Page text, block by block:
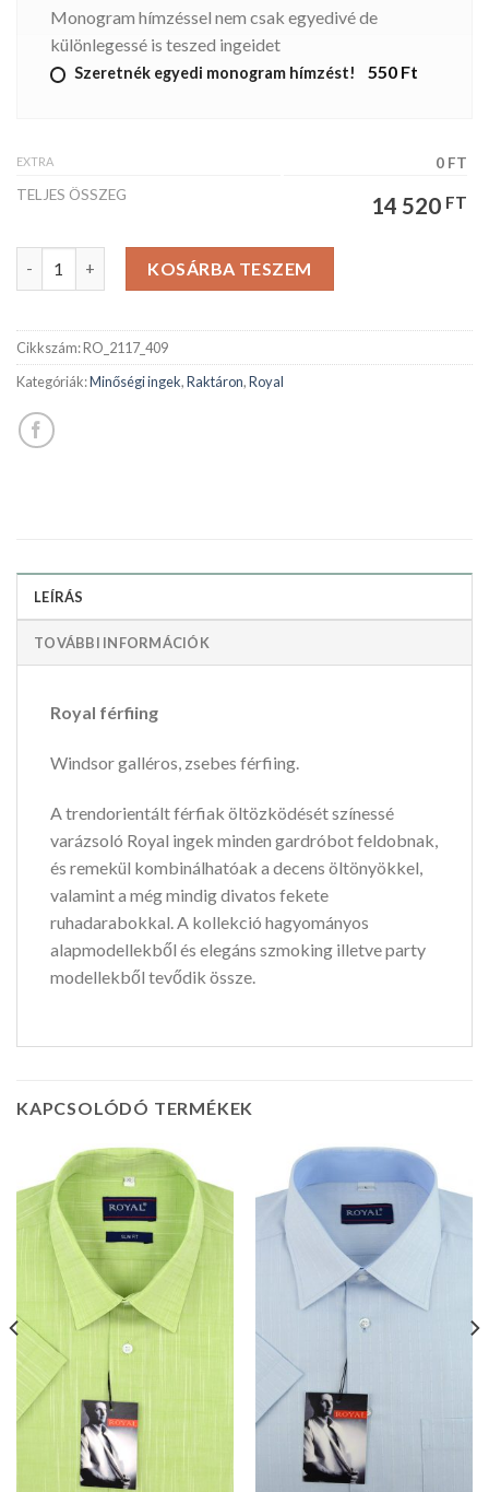
Monogram hímzéssel nem csak egyedivé de
különlegessé is teszed ingeidet
Szeretnék egyedi monogram hímzést! 550 Ft
EXTRA
0 FT
TELJES ÖSSZEG
14 520 FT
ROYAL férfiing mennyiségKOSÁRBA TESZEM
Cikkszám:RO_2117_409
Kategóriák:Minőségi ingek,Raktáron,Royal
LEÍRÁS
TOVÁBBI INFORMÁCIÓK
Royal férfiing
Windsor galléros, zsebes férfiing.
A trendorientált férfiak öltözködését színessé
varázsoló Royal ingek minden gardróbot feldobnak,
és remekül kombinálhatóak a decens öltönyökkel,
valamint a még mindig divatos fekete
ruhadarabokkal. A kollekció hagyományos
alapmodellekből és elegáns szmoking illetve party
modellekből tevődik össze.
KAPCSOLÓDÓ TERMÉKEK